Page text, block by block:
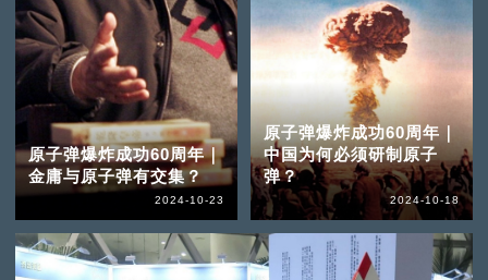
原子弹爆炸成功60周年｜
金庸与原子弹有交集？
2024-10-23
原子弹爆炸成功60周年｜
中国为何必须研制原子
弹？
2024-10-18